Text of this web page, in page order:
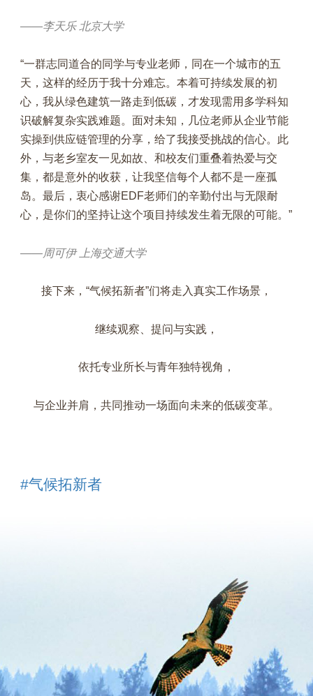
——李天乐 北京大学
“一群志同道合的同学与专业老师，同在一个城市的五
天，这样的经历于我十分难忘。本着可持续发展的初
心，我从绿色建筑一路走到低碳，才发现需用多学科知
识破解复杂实践难题。面对未知，几位老师从企业节能
实操到供应链管理的分享，给了我接受挑战的信心。此
外，与老乡室友一见如故、和校友们重叠着热爱与交
集，都是意外的收获，让我坚信每个人都不是一座孤
岛。最后，衷心感谢EDF老师们的辛勤付出与无限耐
心，是你们的坚持让这个项目持续发生着无限的可能。”
——周可伊 上海交通大学
接下来，“气候拓新者”们将走入真实工作场景，
继续观察、提问与实践，
依托专业所长与青年独特视角，
与企业并肩，共同推动一场面向未来的低碳变革。
#气候拓新者